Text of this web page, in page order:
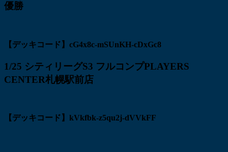
優勝
【デッキコード】cG4x8c-mSUnKH-cDxGc8
1/25 シティリーグS3 フルコンプPLAYERS
CENTER札幌駅前店
【デッキコード】kVkfbk-z5qu2j-dVVkFF